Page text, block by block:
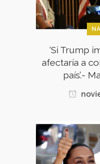
‘Si Trump
afectaría a
país’.-